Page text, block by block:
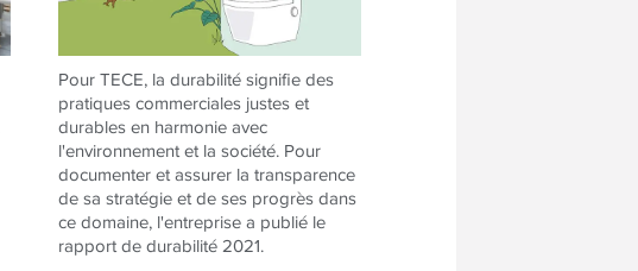
PourTECE, la durabilité signifie des
pratiques commerciales justes et
durables en harmonie avec
l'environnement et la société. Pour
documenter et assurer la transparence
de sa stratégie et de ses progrès dans
ce domaine, l'entreprise a publié le
rapport de durabilité 2021.